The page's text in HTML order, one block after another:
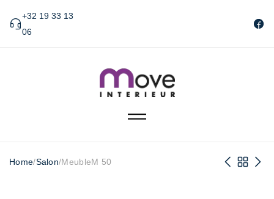
+32 19 33 13
06
Home/Salon/MeubleM 50